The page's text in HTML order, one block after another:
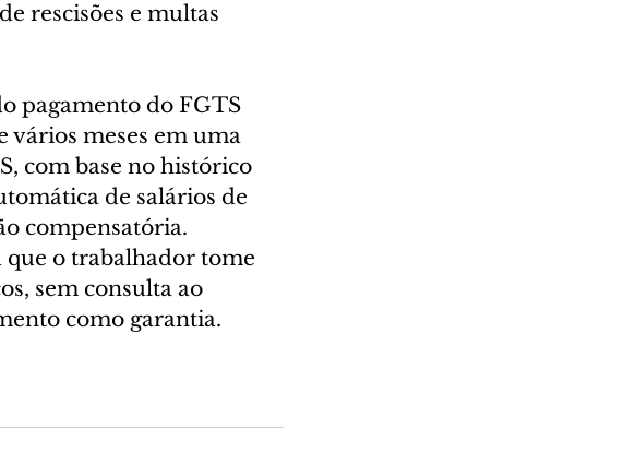
rescisões e multas
pagamento do FGTS
vários meses em uma
com base no histórico
de salários de
compensatória.
o trabalhador tome
sem consulta ao
como garantia.